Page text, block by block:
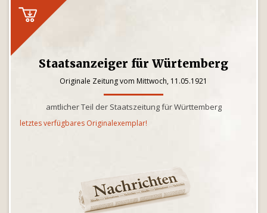
Staatsanzeiger für Würtemberg
Originale Zeitung vom Mittwoch, 11.05.1921
amtlicher Teil der Staatszeitung für Württemberg
letztes verfügbares Originalexemplar!